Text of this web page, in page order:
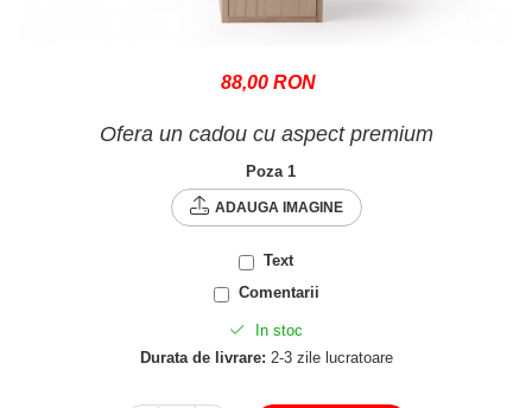
88,00 RON
Ofera un cadou cu aspect premium
Poza 1
ADAUGA IMAGINE
Text
Comentarii
In stoc
Durata de livrare: 2-3 zile lucratoare